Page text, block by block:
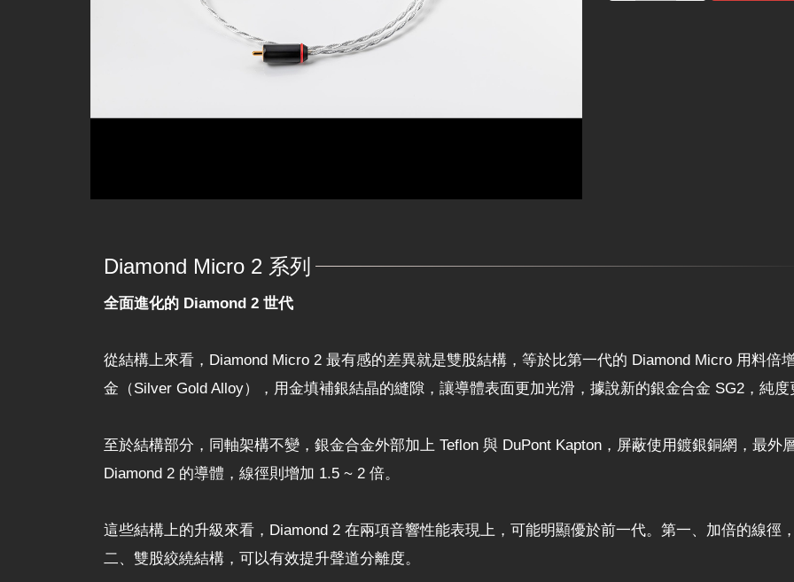
Diamond Micro 2 系列
全面進化的 Diamond 2 世代
從結構上來看，Diamond Micro 2 最有感的差異就是雙股結構，等於比第一代的 Diamond Micro 用料倍
金（Silver Gold Alloy），用金填補銀結晶的縫隙，讓導體表面更加光滑，據說新的銀金合金 SG2，純度
至於結構部分，同軸架構不變，銀金合金外部加上 Teflon 與 DuPont Kapton，屏蔽使用鍍銀銅網，最
Diamond 2 的導體，線徑則增加 1.5 ~ 2 倍。
這些結構上的升級來看，Diamond 2 在兩項音響性能表現上，可能明顯優於前一代。第一、加倍的線徑
二、雙股絞繞結構，可以有效提升聲道分離度。